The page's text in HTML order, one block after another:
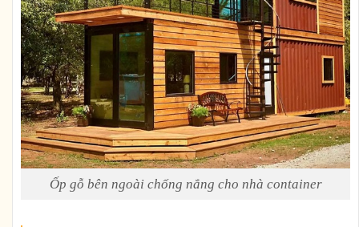
Ốp gỗ bên ngoài chống nắng cho nhà container